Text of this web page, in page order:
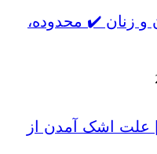
و زنان ✔️ محدوده،
اشک آمدن از